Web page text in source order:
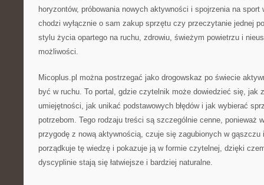
horyzontów, próbowania nowych aktywności i spojrzenia na
chodzi wyłącznie o sam zakup sprzętu czy przeczytanie jednej
stylu życia opartego na ruchu, zdrowiu, świeżym powietrzu i
możliwości.
Micoplus.pl można postrzegać jako drogowskaz po świecie
być w ruchu. To portal, gdzie czytelnik może dowiedzieć się, jak
umiejętności, jak unikać podstawowych błędów i jak wybierać
potrzebom. Tego rodzaju treści są szczególnie cenne, ponieważ
przygodę z nową aktywnością, czuje się zagubionych w gąszczu
porządkuje tę wiedzę i pokazuje ją w formie czytelnej, dzięki
dyscyplinie stają się łatwiejsze i bardziej naturalne.